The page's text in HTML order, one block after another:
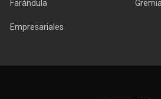
Farándula
Empresariales